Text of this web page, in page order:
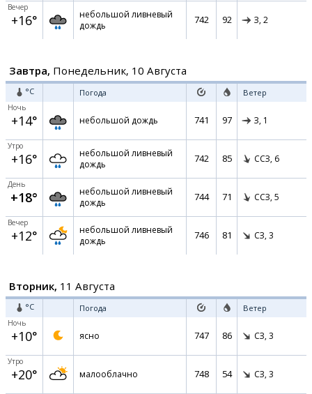
Вечер
+16°
небольшой ливневый
дождь
742 92 З, 2
Завтра, Понедельник, 10 Августа
°C Погода Ветер
Ночь
+14° небольшой дождь 741 97 З, 1
Утро
+16°
небольшой ливневый
дождь
742 85 ССЗ, 6
День
+18°
небольшой ливневый
дождь
744 71 ССЗ, 5
Вечер
+12°
небольшой ливневый
дождь
746 81 СЗ, 3
Вторник, 11 Августа
°C Погода Ветер
Ночь
+10° ясно 747 86 СЗ, 3
Утро
+20° малооблачно 748 54 СЗ, 3